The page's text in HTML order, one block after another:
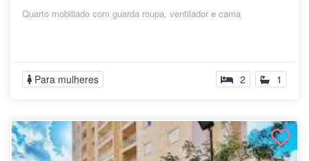
Quarto mobiliado com guarda roupa, ventilador e cama
Para mulheres 2 1